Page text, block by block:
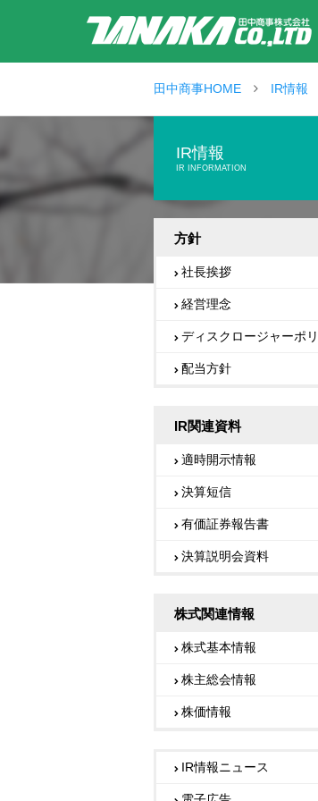
田中商事HOME IR情報
IR情報
IR INFORMATION
方針
社長挨拶
経営理念
ディスクロージャーポ
配当方針
IR関連資料
適時開示情報
決算短信
有価証券報告書
決算説明会資料
株式関連情報
株式基本情報
株主総会情報
株価情報
IR情報ニュース